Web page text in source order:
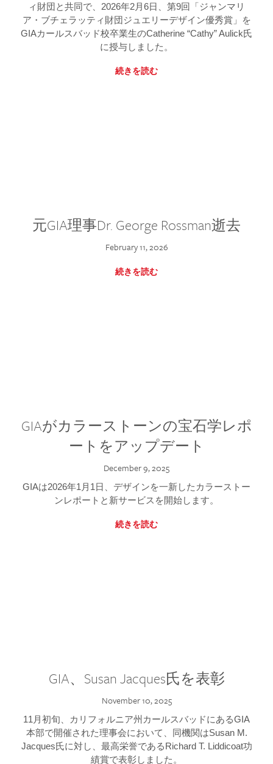
ィ財団と共同で、2026年2月6日、第9回「ジャンマリ
ア・ブチェラッティ財団ジュエリーデザイン優秀賞」を
GIAカールスバッド校卒業生のCatherine “Cathy” Aulick氏
に授与しました。
続きを読む
元GIA理事Dr. George Rossman逝去
February 11, 2026
続きを読む
GIAがカラーストーンの宝石学レポ
ートをアップデート
December 9, 2025
GIAは2026年1月1日、デザインを一新したカラーストー
ンレポートと新サービスを開始します。
続きを読む
GIA、Susan Jacques氏を表彰
November 10, 2025
11月初旬、カリフォルニア州カールスバッドにあるGIA
本部で開催された理事会において、同機関はSusan M.
Jacques氏に対し、最高栄誉であるRichard T. Liddicoat功
績賞で表彰しました。